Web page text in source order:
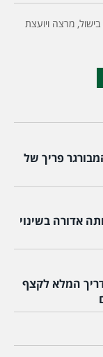
מרצה ויועצת
פריך של
אדורה בשינוי
המלא לקצף